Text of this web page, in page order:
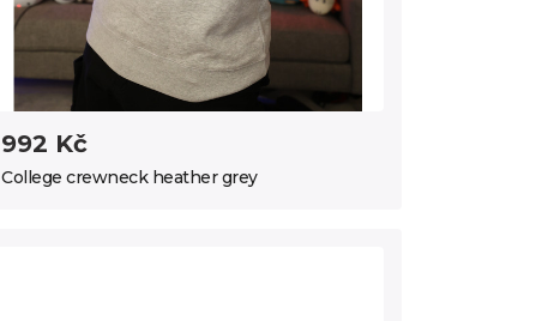
992 Kč
College crewneck heather grey